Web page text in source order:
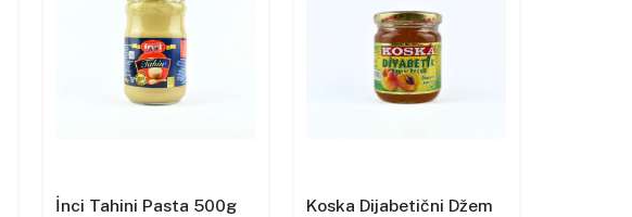
İnci Tahini Pasta 500g
Koska Dijabetični Džem